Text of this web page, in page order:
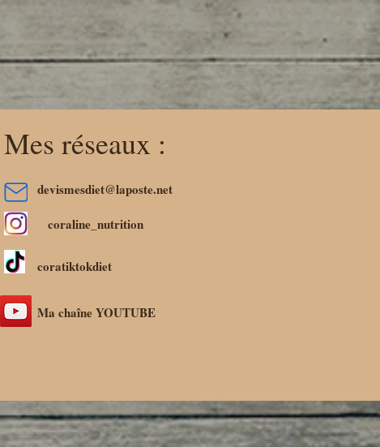
Mes réseaux :
devismesdiet@laposte.net
coraline_nutrition
coratiktokdiet
Ma chaîne YOUTUBE